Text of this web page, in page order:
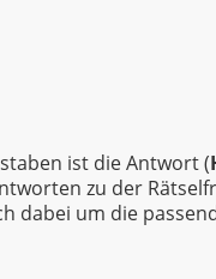
ist die Antwort (
zu der
dabei um die